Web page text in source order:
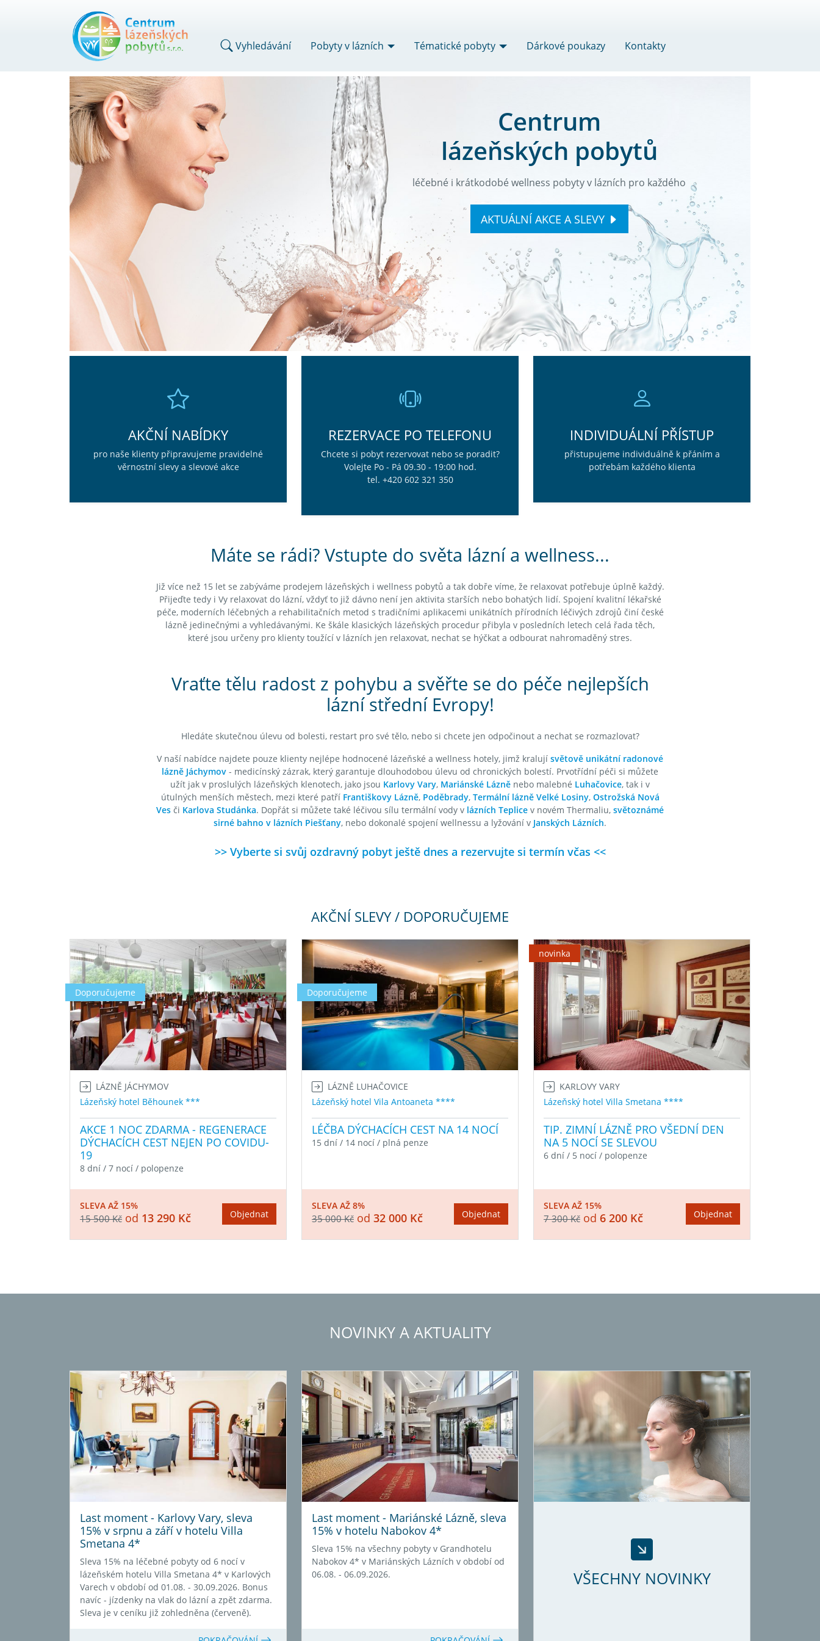
Vyhledávání Pobyty v lázních Tématické pobyty Dárkové poukazy Kontakty
Centrum
lázeňských pobytů
léčebné i krátkodobé wellness pobyty v lázních pro každého
AKTUÁLNÍ AKCE A SLEVY
AKČNÍ NABÍDKY
pro naše klienty připravujeme pravidelné
věrnostní slevy a slevové akce
REZERVACE PO TELEFONU
Chcete si pobyt rezervovat nebo se poradit?
Volejte Po - Pá 09.30 - 19:00 hod.
tel. +420 602 321 350
INDIVIDUÁLNÍ PŘÍSTUP
přistupujeme individuálně k přáním a
potřebám každého klienta
Máte se rádi? Vstupte do světa lázní a wellness...
Již více než 15 let se zabýváme prodejem lázeňských i wellness pobytů a tak dobře víme, že relaxovat potřebuje úplně každý.
Přijeďte tedy i Vy relaxovat do lázní, vždyť to již dávno není jen aktivita starších nebo bohatých lidí. Spojení kvalitní lékařské
péče, moderních léčebných a rehabilitačních metod s tradičními aplikacemi unikátních přírodních léčivých zdrojů činí české
lázně jedinečnými a vyhledávanými. Ke škále klasických lázeňských procedur přibyla v posledních letech celá řada těch,
které jsou určeny pro klienty toužící v lázních jen relaxovat, nechat se hýčkat a odbourat nahromaděný stres.
Vraťte tělu radost z pohybu a svěřte se do péče nejlepších
lázní střední Evropy!
Hledáte skutečnou úlevu od bolesti, restart pro své tělo, nebo si chcete jen odpočinout a nechat se rozmazlovat?
V naší nabídce najdete pouze klienty nejlépe hodnocené lázeňské a wellness hotely, jimž kralují světově unikátní radonové
lázně Jáchymov - medicínský zázrak, který garantuje dlouhodobou úlevu od chronických bolestí. Prvotřídní péči si můžete
užít jak v proslulých lázeňských klenotech, jako jsou Karlovy Vary, Mariánské Lázně nebo malebné Luhačovice, tak i v
útulných menších městech, mezi které patří Františkovy Lázně, Poděbrady, Termální lázně Velké Losiny, Ostrožská Nová
Ves či Karlova Studánka. Dopřát si můžete také léčivou sílu termální vody v lázních Teplice v novém Thermaliu, světoznámé
sirné bahno v lázních Piešťany, nebo dokonalé spojení wellnessu a lyžování v Janských Lázních.
>> Vyberte si svůj ozdravný pobyt ještě dnes a rezervujte si termín včas <<
AKČNÍ SLEVY / DOPORUČUJEME
Doporučujeme
LÁZNĚ JÁCHYMOV
Lázeňský hotel Běhounek ***
AKCE 1 NOC ZDARMA - REGENERACE
DÝCHACÍCH CEST NEJEN PO COVIDU-
19
8 dní / 7 nocí / polopenze
SLEVA AŽ 15%
15 500 Kč od 13 290 Kč Objednat
Doporučujeme
LÁZNĚ LUHAČOVICE
Lázeňský hotel Vila Antoaneta ****
LÉČBA DÝCHACÍCH CEST NA 14 NOCÍ
15 dní / 14 nocí / plná penze
SLEVA AŽ 8%
35 000 Kč od 32 000 Kč Objednat
novinka
KARLOVY VARY
Lázeňský hotel Villa Smetana ****
TIP. ZIMNÍ LÁZNĚ PRO VŠEDNÍ DEN
NA 5 NOCÍ SE SLEVOU
6 dní / 5 nocí / polopenze
SLEVA AŽ 15%
7 300 Kč od 6 200 Kč Objednat
NOVINKY A AKTUALITY
Last moment - Karlovy Vary, sleva
15% v srpnu a září v hotelu Villa
Smetana 4*
Sleva 15% na léčebné pobyty od 6 nocí v
lázeňském hotelu Villa Smetana 4* v Karlových
Varech v období od 01.08. - 30.09.2026. Bonus
navíc - jízdenky na vlak do lázní a zpět zdarma.
Sleva je v ceníku již zohledněna (červeně).
Last moment - Mariánské Lázně, sleva
15% v hotelu Nabokov 4*
Sleva 15% na všechny pobyty v Grandhotelu
Nabokov 4* v Mariánských Lázních v období od
06.08. - 06.09.2026.
VŠECHNY NOVINKY